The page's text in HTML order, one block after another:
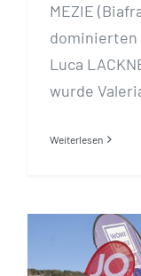
MEZIE
dominierten
Luca
wurde
Weiterlesen